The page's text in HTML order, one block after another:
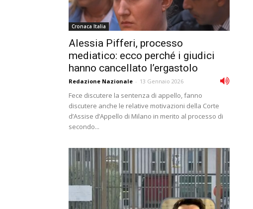
Cronaca Italia
Alessia Pifferi, processo
mediatico: ecco perché i giudici
hanno cancellato l’ergastolo
Redazione Nazionale - 13 Gennaio 2026
Fece discutere la sentenza di appello, fanno
discutere anche le relative motivazioni della Corte
d’Assise d’Appello di Milano in merito al processo di
secondo...